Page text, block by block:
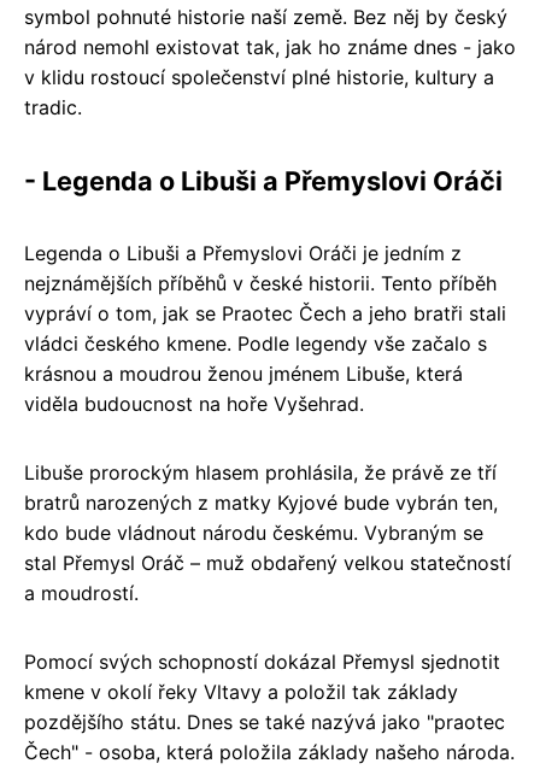
symbol pohnuté historie naší země. Bez něj by český
národ nemohl existovat tak, jak ho známe dnes - jako
v klidu rostoucí společenství plné historie, kultury a
tradic.
- Legenda o Libuši a Přemyslovi Oráči
Legenda o Libuši a Přemyslovi Oráči je jedním z
nejznámějších příběhů v české historii. Tento příběh
vypráví o tom, jak se Praotec Čech a jeho bratři stali
vládci českého kmene. Podle legendy vše začalo s
krásnou a moudrou ženou jménem Libuše, která
viděla budoucnost na hoře Vyšehrad.
Libuše prorockým hlasem prohlásila, že právě ze tří
bratrů narozených z matky Kyjové bude vybrán ten,
kdo bude vládnout národu českému. Vybraným se
stal Přemysl Oráč – muž obdařený velkou statečností
a moudrostí.
Pomocí svých schopností dokázal Přemysl sjednotit
kmene v okolí řeky Vltavy a položil tak základy
pozdějšího státu. Dnes se také nazývá jako "praotec
Čech" - osoba, která položila základy našeho národa.